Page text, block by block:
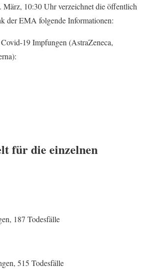
10:30 Uhr verzeichnet die öffentlich
der EMA folgende Informationen:
19 Impfungen (AstraZeneca,
für die einzelnen
187 Todesfälle
515 Todesfälle